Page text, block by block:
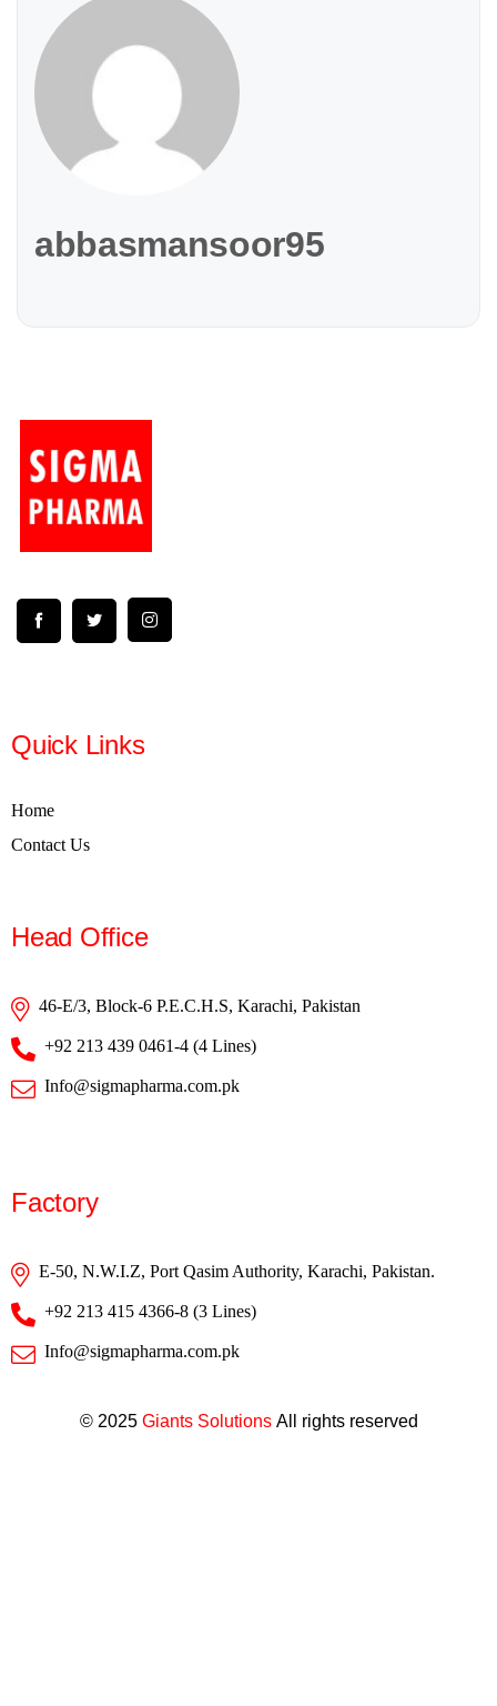
abbasmansoor95
Quick Links
Home
Contact Us
Head Office
46-E/3, Block-6 P.E.C.H.S, Karachi, Pakistan
+92 213 439 0461-4 (4 Lines)
Info@sigmapharma.com.pk
Factory
E-50, N.W.I.Z, Port Qasim Authority, Karachi, Pakistan.
+92 213 415 4366-8 (3 Lines)
Info@sigmapharma.com.pk
© 2025 Giants Solutions All rights reserved